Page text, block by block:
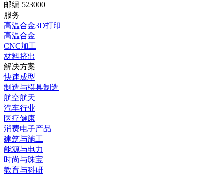
邮编 523000
服务
高温合金3D打印
高温合金
CNC加工
材料挤出
解决方案
快速成型
制造与模具制造
航空航天
汽车行业
医疗健康
消费电子产品
建筑与施工
能源与电力
时尚与珠宝
教育与科研